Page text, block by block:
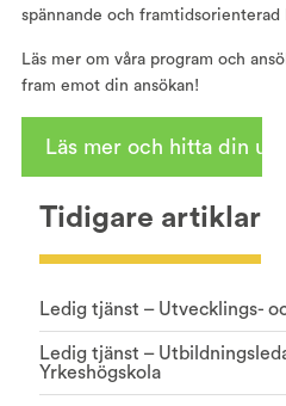
spännande och framtidsorienterad
Läs mer om våra program och
fram emot din ansökan!
Läs mer och hitta din
Tidigare artiklar
Ledig tjänst – Utvecklings-
Ledig tjänst –
Yrkeshögskola